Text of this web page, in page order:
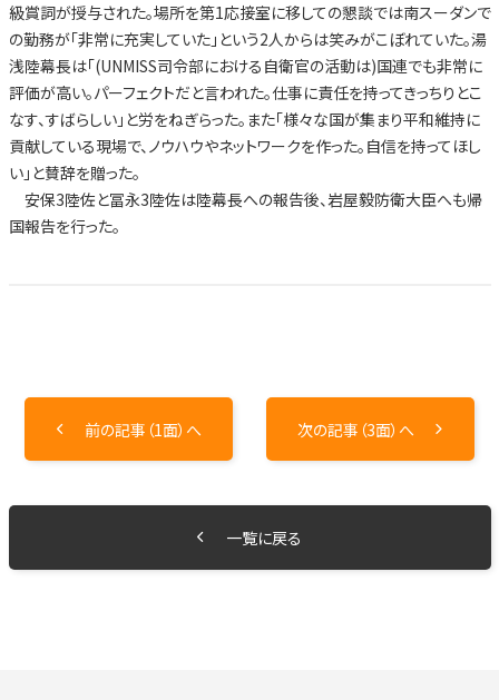
級賞詞が授与された。場所を第1応接室に移しての懇談では南スーダンで
の勤務が「非常に充実していた」という2人からは笑みがこぼれていた。湯
浅陸幕長は「(UNMISS司令部における自衛官の活動は)国連でも非常に
評価が高い。パーフェクトだと言われた。仕事に責任を持ってきっちりとこ
なす、すばらしい」と労をねぎらった。また「様々な国が集まり平和維持に
貢献している現場で、ノウハウやネットワークを作った。自信を持ってほし
い」と賛辞を贈った。
安保3陸佐と冨永3陸佐は陸幕長への報告後、岩屋毅防衛大臣へも帰
国報告を行った。
前の記事（1面）へ 次の記事（3面）へ
一覧に戻る